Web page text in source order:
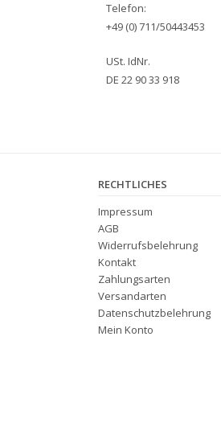
Telefon:
+49 (0) 711/50443453
USt. IdNr.
DE 22 90 33 918
RECHTLICHES
Impressum
AGB
Widerrufsbelehrung
Kontakt
Zahlungsarten
Versandarten
Datenschutzbelehrung
Mein Konto